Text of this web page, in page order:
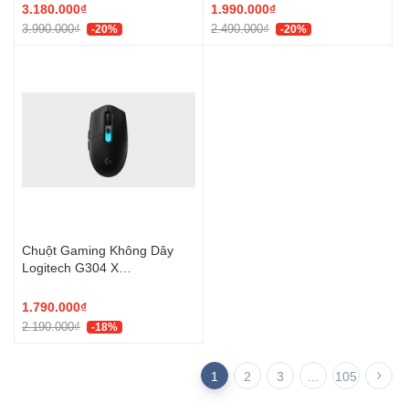
3.180.000₫
3.990.000₫ -20%
1.990.000₫
2.490.000₫ -20%
Chuột Gaming Không Dây
Logitech G304 X
1.790.000₫
2.190.000₫ -18%
1 2 3 105